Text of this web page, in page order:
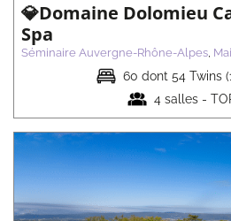
💎Domaine Dolomieu
Spa
Séminaire Auvergne-Rhône-Alpes,
60 dont 54 Twins
4 salles -